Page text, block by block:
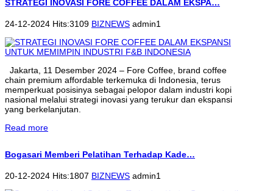
STRATEGI INOVASI FORE COFFEE DALAM EKSPA…
24-12-2024 Hits:3109 BIZNEWS admin1
Jakarta, 11 Desember 2024 – Fore Coffee, brand coffee
chain premium affordable terkemuka di Indonesia, terus
memperkuat posisinya sebagai pelopor dalam industri kopi
nasional melalui strategi inovasi yang terukur dan ekspansi
yang berkelanjutan.
Read more
Bogasari Memberi Pelatihan Terhadap Kade…
20-12-2024 Hits:1807 BIZNEWS admin1